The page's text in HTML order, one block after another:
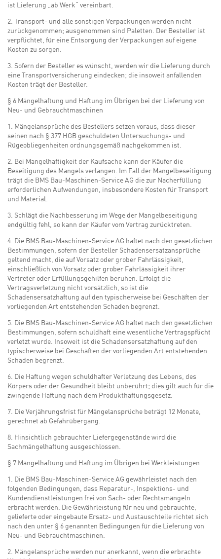
ist Lieferung „ab Werk“ vereinbart.
2. Transport- und alle sonstigen Verpackungen werden nicht
zurückgenommen; ausgenommen sind Paletten. Der Besteller ist
verpflichtet, für eine Entsorgung der Verpackungen auf eigene
Kosten zu sorgen.
3. Sofern der Besteller es wünscht, werden wir die Lieferung durch
eine Transportversicherung eindecken; die insoweit anfallenden
Kosten trägt der Besteller.
§ 6 Mängelhaftung und Haftung im Übrigen bei der Lieferung von
Neu- und Gebrauchtmaschinen
1. Mängelansprüche des Bestellers setzen voraus, dass dieser
seinen nach § 377 HGB geschuldeten Untersuchungs- und
Rügeobliegenheiten ordnungsgemäß nachgekommen ist.
2. Bei Mangelhaftigkeit der Kaufsache kann der Käufer die
Beseitigung des Mangels verlangen. Im Fall der Mangelbeseitigung
trägt die BMS Bau-Maschinen-Service AG die zur Nacherfüllung
erforderlichen Aufwendungen, insbesondere Kosten für Transport
und Material.
3. Schlägt die Nachbesserung im Wege der Mangelbeseitigung
endgültig fehl, so kann der Käufer vom Vertrag zurücktreten.
4. Die BMS Bau-Maschinen-Service AG haftet nach den gesetzlichen
Bestimmungen, sofern der Besteller Schadensersatzansprüche
geltend macht, die auf Vorsatz oder grober Fahrlässigkeit,
einschließlich von Vorsatz oder grober Fahrlässigkeit ihrer
Vertreter oder Erfüllungsgehilfen beruhen. Erfolgt die
Vertragsverletzung nicht vorsätzlich, so ist die
Schadensersatzhaftung auf den typischerweise bei Geschäften der
vorliegenden Art entstehenden Schaden begrenzt.
5. Die BMS Bau-Maschinen-Service AG haftet nach den gesetzlichen
Bestimmungen, sofern schuldhaft eine wesentliche Vertragspflicht
verletzt wurde. Insoweit ist die Schadensersatzhaftung auf den
typischerweise bei Geschäften der vorliegenden Art entstehenden
Schaden begrenzt.
6. Die Haftung wegen schuldhafter Verletzung des Lebens, des
Körpers oder der Gesundheit bleibt unberührt; dies gilt auch für die
zwingende Haftung nach dem Produkthaftungsgesetz.
7. Die Verjährungsfrist für Mängelansprüche beträgt 12 Monate,
gerechnet ab Gefahrübergang.
8. Hinsichtlich gebrauchter Liefergegenstände wird die
Sachmängelhaftung ausgeschlossen.
§ 7 Mängelhaftung und Haftung im Übrigen bei Werkleistungen
1. Die BMS Bau-Maschinen-Service AG gewährleistet nach den
folgenden Bedingungen, dass Reparatur-, Inspektions- und
Kundendienstleistungen frei von Sach- oder Rechtsmängeln
erbracht werden. Die Gewährleistung für neu und gebrauchte,
gelieferte oder eingebaute Ersatz- und Austauschteile richtet sich
nach den unter § 6 genannten Bedingungen für die Lieferung von
Neu- und Gebrauchtmaschinen.
2. Mängelansprüche werden nur anerkannt, wenn die erbrachte